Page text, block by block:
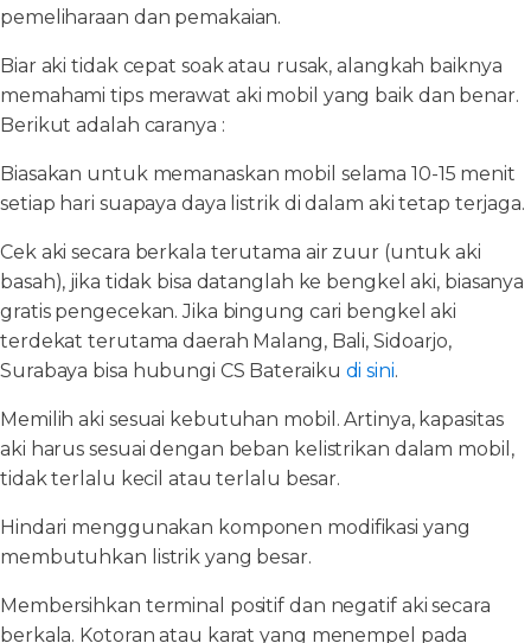
pemeliharaan dan pemakaian.
Biar aki tidak cepat soak atau rusak, alangkah baiknya
memahami tips merawat aki mobil yang baik dan benar.
Berikut adalah caranya :
Biasakan untuk memanaskan mobil selama 10-15 menit
setiap hari suapaya daya listrik di dalam aki tetap terjaga.
Cek aki secara berkala terutama air zuur (untuk aki
basah), jika tidak bisa datanglah ke bengkel aki, biasanya
gratis pengecekan. Jika bingung cari bengkel aki
terdekat terutama daerah Malang, Bali, Sidoarjo,
Surabaya bisa hubungi CS Bateraiku di sini.
Memilih aki sesuai kebutuhan mobil. Artinya, kapasitas
aki harus sesuai dengan beban kelistrikan dalam mobil,
tidak terlalu kecil atau terlalu besar.
Hindari menggunakan komponen modifikasi yang
membutuhkan listrik yang besar.
Membersihkan terminal positif dan negatif aki secara
berkala. Kotoran atau karat yang menempel pada